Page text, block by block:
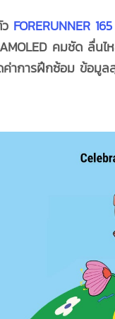
FORERUNNER 165
คมชัด ลื่นไ
าการฝึกซ้อม ข้อมู